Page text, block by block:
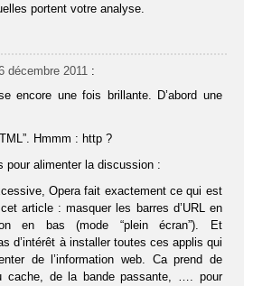
portent votre analyse.
décembre 2011 :
encore une fois brillante. D’abord une
Hmmm : http ?
pour alimenter la discussion :
Opera fait exactement ce qui est
article : masquer les barres d’URL en
en bas (mode “plein écran”). Et
d’intérêt à installer toutes ces applis qui
de l’information web. Ca prend de
cache, de la bande passante, …. pour